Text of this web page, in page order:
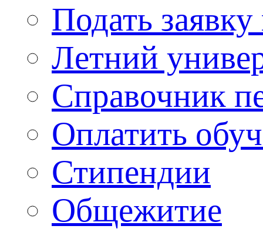
Подать
Летний
Справочник
Оплатить
Стипендии
Общежитие